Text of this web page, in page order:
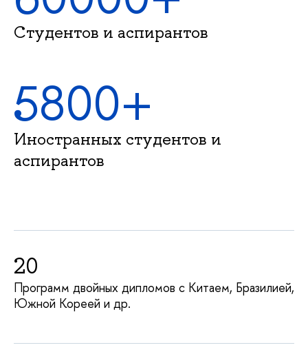
Студентов и аспиранто
5800+
Иностранных студентов и
аспиранто
20
Программ двойных дипломов с Китаем, Бразилией,
Южной Кореей и др.